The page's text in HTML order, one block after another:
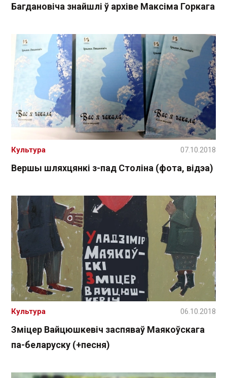
Багдановіча знайшлі ў архіве Максіма Горкага
Вершы шляхцянкі з-пад Століна (фота, відэа)
Культура 07.10.2018
Зміцер Вайцюшкевіч заспяваў Маякоўскага
па-беларуску (+песня)
Культура 06.10.2018